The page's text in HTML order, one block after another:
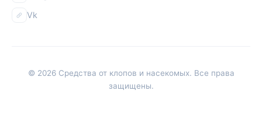
Vk
© 2026 Средства от клопов и насекомых. Все права
защищены.